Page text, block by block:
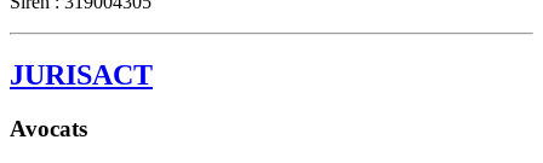
JURISACT
Avocats